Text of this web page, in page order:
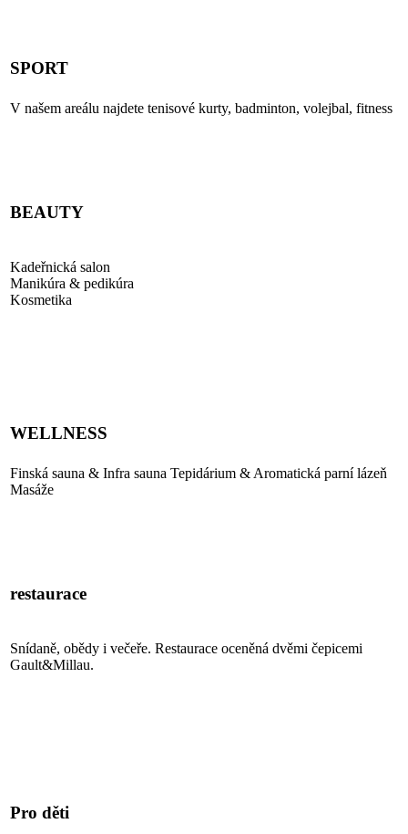
SPORT
V našem areálu najdete tenisové kurty, badminton, volejbal, fitness
BEAUTY
Kadeřnická salon
Manikúra & pedikúra
Kosmetika
WELLNESS
Finská sauna & Infra sauna Tepidárium & Aromatická parní lázeň
Masáže
restaurace
Snídaně, obědy i večeře. Restaurace oceněná dvěmi čepicemi
Gault&Millau.
Pro děti